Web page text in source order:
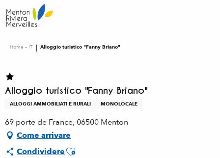
au
contenu
Home – IT Alloggio turistico "Fanny Briano"
Alloggio turistico "Fanny Briano"
ALLOGGI AMMOBILIATI E RURALI MONOLOCALE
69 porte de France, 06500 Menton
Come arrivare
CondividereAjouter aux favoris